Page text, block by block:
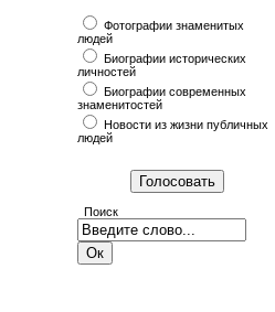
Фотографии знаменитых
людей
Биографии исторических
личностей
Биографии современных
знаменитостей
Новости из жизни публичных
людей
Поиск